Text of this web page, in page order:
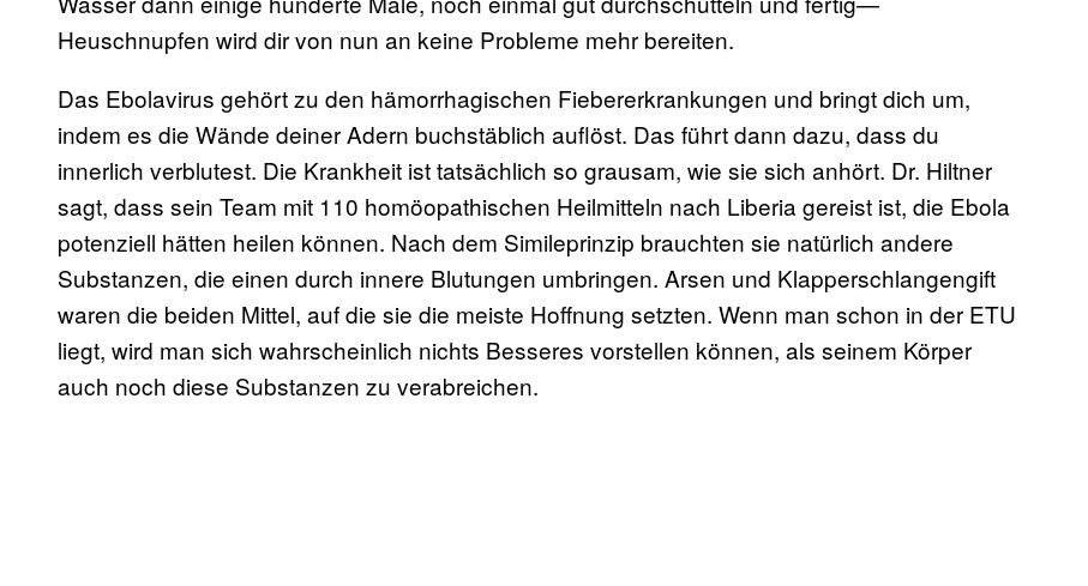
Heuschnupfen wird dir von nun an keine Probleme mehr bereiten.
Das Ebolavirus gehört zu den hämorrhagischen Fiebererkrankungen und bringt dich um,
indem es die Wände deiner Adern buchstäblich auflöst. Das führt dann dazu, dass du
innerlich verblutest. Die Krankheit ist tatsächlich so grausam, wie sie sich anhört. Dr. Hiltner
sagt, dass sein Team mit 110 homöopathischen Heilmitteln nach Liberia gereist ist, die Ebola
potenziell hätten heilen können. Nach dem Simileprinzip brauchten sie natürlich andere
Substanzen, die einen durch innere Blutungen umbringen. Arsen und Klapperschlangengift
waren die beiden Mittel, auf die sie die meiste Hoffnung setzten. Wenn man schon in der ETU
liegt, wird man sich wahrscheinlich nichts Besseres vorstellen können, als seinem Körper
auch noch diese Substanzen zu verabreichen.